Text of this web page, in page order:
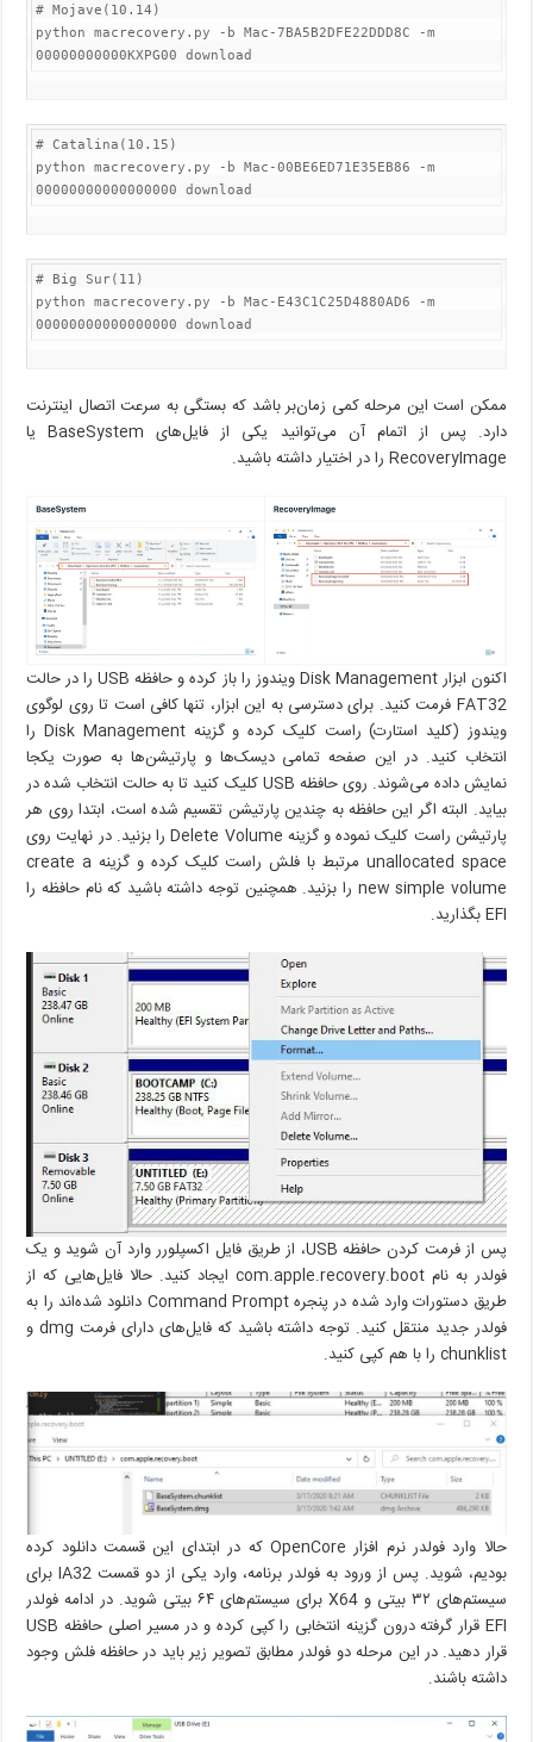
# Mojave(10.14)
python macrecovery.py -b Mac-7BA5B2DFE22DDD8C -m
00000000000KXPG00 download
# Catalina(10.15)
python macrecovery.py -b Mac-00BE6ED71E35EB86 -m
00000000000000000 download
# Big Sur(11)
python macrecovery.py -b Mac-E43C1C25D4880AD6 -m
00000000000000000 download
ممکن است این مرحله کمی زمان‌بر باشد که بستگی به سرعت اتصال اینترنت
دارد. پس از اتمام آن می‌توانید یکی از فایل‌های BaseSystem یا
RecoveryImage را در اختیار داشته باشید.
اکنون ابزار Disk Management ویندوز را باز کرده و حافظه USB را در حالت
FAT32 فرمت کنید. برای دسترسی به این ابزار، تنها کافی است تا روی لوگوی
ویندوز (کلید استارت) راست کلیک کرده و گزینه Disk Management را
انتخاب کنید. در این صفحه تمامی دیسک‌ها و پارتیشن‌ها به صورت یکجا
نمایش داده می‌شوند. روی حافظه USB کلیک کنید تا به حالت انتخاب شده در
بیاید. البته اگر این حافظه به چندین پارتیشن تقسیم شده است، ابتدا روی هر
پارتیشن راست کلیک نموده و گزینه Delete Volume را بزنید. در نهایت روی
unallocated space مرتبط با فلش راست کلیک کرده و گزینه create a
new simple volume را بزنید. همچنین توجه داشته باشید که نام حافظه را
EFI بگذارید.
پس از فرمت کردن حافظه USB، از طریق فایل اکسپلورر وارد آن شوید و یک
فولدر به نام com.apple.recovery.boot ایجاد کنید. حالا فایل‌هایی که از
طریق دستورات وارد شده در پنجره Command Prompt دانلود شده‌اند را به
فولدر جدید منتقل کنید. توجه داشته باشید که فایل‌های دارای فرمت dmg و
chunklist را با هم کپی کنید.
حالا وارد فولدر نرم افزار OpenCore که در ابتدای این قسمت دانلود کرده
بودیم، شوید. پس از ورود به فولدر برنامه، وارد یکی از دو قمست IA32 برای
سیستم‌های ۳۲ بیتی و X64 برای سیستم‌های ۶۴ بیتی شوید. در ادامه فولدر
EFI قرار گرفته درون گزینه انتخابی را کپی کرده و در مسیر اصلی حافظه USB
قرار دهید. در این مرحله دو فولدر مطابق تصویر زیر باید در حافظه فلش وجود
داشته باشند.